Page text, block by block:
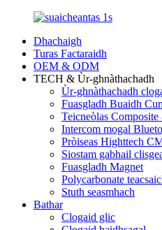
Dhachaigh
Turas Factaraidh
OEM & ODM
TECH & Ùr-ghnàthachadh
Ùr-ghnàthachadh
Fuasgladh Buaidh
Teicneòlas
Intercom mogal
Pròiseas Highttech
Siostam gabhail
Fuasgladh Magnet
Polycarbonate
Stuth seasmhach
Bathar
Clogaid glic